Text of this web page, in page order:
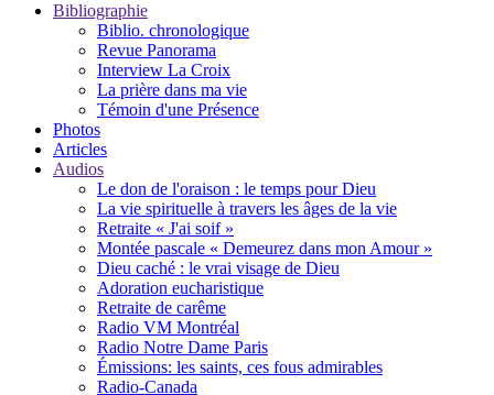
Bibliographie
Biblio. chronologique
Revue Panorama
Interview La Croix
La prière dans ma vie
Témoin d'une Présence
Photos
Articles
Audios
Le don de l'oraison : le temps pour Dieu
La vie spirituelle à travers les âges de la vie
Retraite « J'ai soif »
Montée pascale « Demeurez dans mon Amour »
Dieu caché : le vrai visage de Dieu
Adoration eucharistique
Retraite de carême
Radio VM Montréal
Radio Notre Dame Paris
Émissions: les saints, ces fous admirables
Radio-Canada